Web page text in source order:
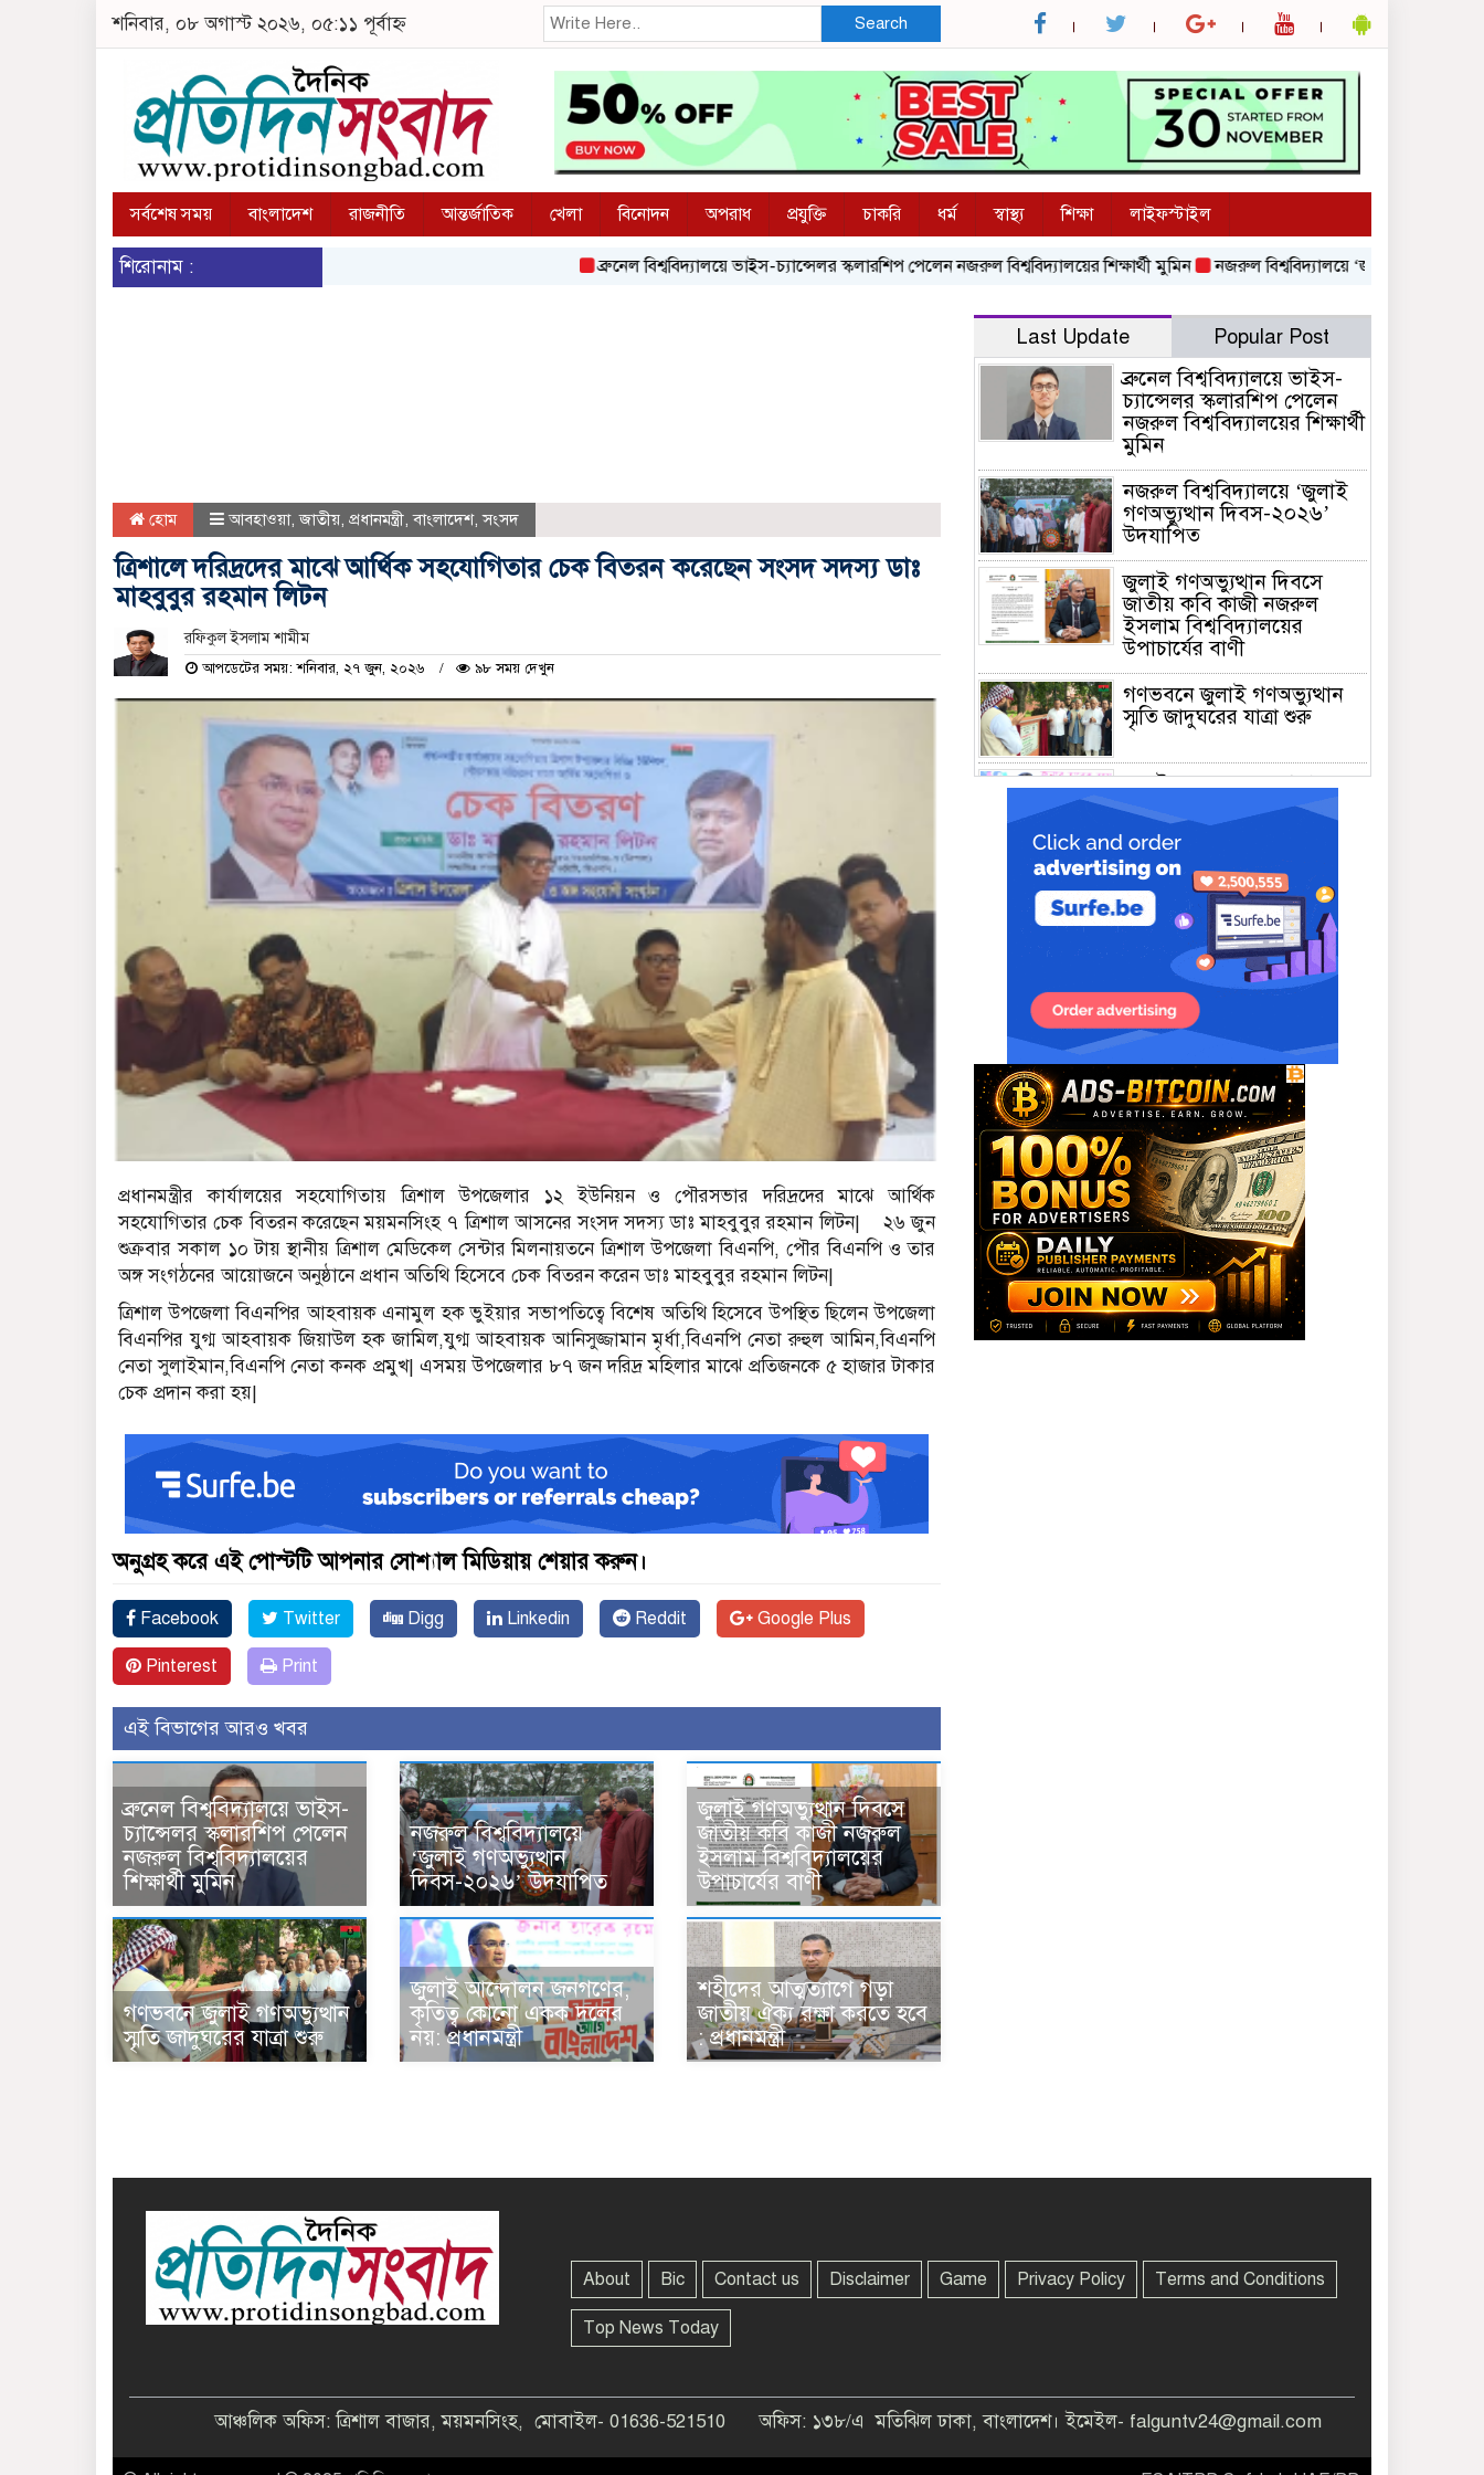
শনিবার, ০৮ অগাস্ট ২০২৬, ০৫:১১ পূর্বাহ্ন Search
সর্বশেষ সময় বাংলাদেশ রাজনীতি আন্তর্জাতিক খেলা বিনোদন অপরাধ প্রযুক্তি চাকরি ধর্ম স্বাস্থ্য শিক্ষা লাইফস্টাইল
শিরোনাম : ব্রুনেল বিশ্ববিদ্যালয়ে ভাইস-চ্যান্সেলর স্কলারশিপ পেলেন নজরুল বিশ্ববিদ্যালয়ের শিক্ষার্থী মুমিন নজরুল বিশ্ববিদ্যালয়ে ‘জুলাই গণঅভ্যুত্থান
হোম আবহাওয়া,জাতীয়, প্রধানমন্ত্রী,বাংলাদেশ,সংসদ
ত্রিশালে দরিদ্রদের মাঝে আর্থিক সহযোগিতার চেক বিতরন করেছেন সংসদ সদস্য ডাঃ
মাহবুবুর রহমান লিটন
রফিকুল ইসলাম শামীম
আপডেটের সময়: শনিবার, ২৭ জুন, ২০২৬ ৯৮ সময় দেখুন
প্রধানমন্ত্রীর কার্যালয়ের সহযোগিতায় ত্রিশাল উপজেলার ১২ ইউনিয়ন ও পৌরসভার দরিদ্রদের মাঝে আর্থিক
সহযোগিতার চেক বিতরন করেছেন ময়মনসিংহ ৭ ত্রিশাল আসনের সংসদ সদস্য ডাঃ মাহবুবুর রহমান লিটন| ২৬ জুন
শুক্রবার সকাল ১০ টায় স্থানীয় ত্রিশাল মেডিকেল সেন্টার মিলনায়তনে ত্রিশাল উপজেলা বিএনপি, পৌর বিএনপি ও তার
অঙ্গ সংগঠনের আয়োজনে অনুষ্ঠানে প্রধান অতিথি হিসেবে চেক বিতরন করেন ডাঃ মাহবুবুর রহমান লিটন|
ত্রিশাল উপজেলা বিএনপির আহবায়ক এনামুল হক ভুইয়ার সভাপতিত্বে বিশেষ অতিথি হিসেবে উপস্থিত ছিলেন উপজেলা
বিএনপির যুগ্ম আহবায়ক জিয়াউল হক জামিল,যুগ্ম আহবায়ক আনিসুজ্জামান মৃর্ধা,বিএনপি নেতা রুহুল আমিন,বিএনপি
নেতা সুলাইমান,বিএনপি নেতা কনক প্রমুখ| এসময় উপজেলার ৮৭ জন দরিদ্র মহিলার মাঝে প্রতিজনকে ৫ হাজার টাকার
চেক প্রদান করা হয়|
অনুগ্রহ করে এই পোস্টটি আপনার সোশ্যাল মিডিয়ায় শেয়ার করুন।
Facebook Twitter Digg Linkedin Reddit Google Plus
Pinterest Print
এই বিভাগের আরও খবর
ব্রুনেল বিশ্ববিদ্যালয়ে ভাইস-
চ্যান্সেলর স্কলারশিপ পেলেন
নজরুল বিশ্ববিদ্যালয়ের
শিক্ষার্থী মুমিন
নজরুল বিশ্ববিদ্যালয়ে
‘জুলাই গণঅভ্যুত্থান
দিবস-২০২৬’ উদযাপিত
জুলাই গণঅভ্যুত্থান দিবসে
জাতীয় কবি কাজী নজরুল
ইসলাম বিশ্ববিদ্যালয়ের
উপাচার্যের বাণী
গণভবনে জুলাই গণঅভ্যুত্থান
স্মৃতি জাদুঘরের যাত্রা শুরু
জুলাই আন্দোলন জনগণের,
কৃতিত্ব কোনো একক দলের
নয়: প্রধানমন্ত্রী
শহীদের আত্মত্যাগে গড়া
জাতীয় ঐক্য রক্ষা করতে হবে
: প্রধানমন্ত্রী
Last Update Popular Post
ব্রুনেল বিশ্ববিদ্যালয়ে ভাইস-
চ্যান্সেলর স্কলারশিপ পেলেন
নজরুল বিশ্ববিদ্যালয়ের শিক্ষার্থী
মুমিন
নজরুল বিশ্ববিদ্যালয়ে ‘জুলাই
গণঅভ্যুত্থান দিবস-২০২৬’
উদযাপিত
জুলাই গণঅভ্যুত্থান দিবসে
জাতীয় কবি কাজী নজরুল
ইসলাম বিশ্ববিদ্যালয়ের
উপাচার্যের বাণী
গণভবনে জুলাই গণঅভ্যুত্থান
স্মৃতি জাদুঘরের যাত্রা শুরু
জুলাই আন্দোলন জনগণের,
কৃতিত্ব কোনো একক দলের নয়:
প্রধানমন্ত্রী
মালয়েশিয়ায় সহকর্মীদের
সংঘর্ষে ৩ বাংলাদেশি নিহত,
গ্রেপ্তার ১
শহীদের আত্মত্যাগে গড়া জাতীয়
ঐক্য রক্ষা করতে হবে :
প্রধানমন্ত্রী
সাভারে এমপি ও তাঁর স্ত্রীকে
শিক্ষাপ্রতিষ্ঠানের সভাপতি,
উঠেছে আইনি প্রশ্ন
নজরুল বিশ্ববিদ্যালয়ে ব্যবসায়
প্রশাসন অনুষদের গবেষণা
প্রকল্প ২০২৫-২৬ অর্থবছরের
সেমিনার
সখীপুরে স্ত্রী-সন্তানের বিরুদ্ধে
অসুস্থ স্বামীকে ফেলে যাওয়ার
অভিযোগ
About Bic Contact us Disclaimer Game Privacy Policy Terms and Conditions
Top News Today
আঞ্চলিক অফিস: ত্রিশাল বাজার, ময়মনসিংহ, মোবাইল- 01636-521510 অফিস: ১৩৮/এ মতিঝিল ঢাকা, বাংলাদেশ। ইমেইল- falguntv24@gmail.com